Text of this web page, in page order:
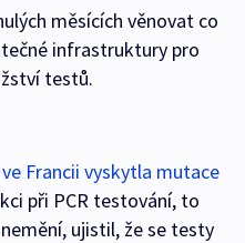
měsících věnovat co
infrastruktury pro
testů.
ve Francii vyskytla mutace
při PCR testování, to
ujistil, že se testy